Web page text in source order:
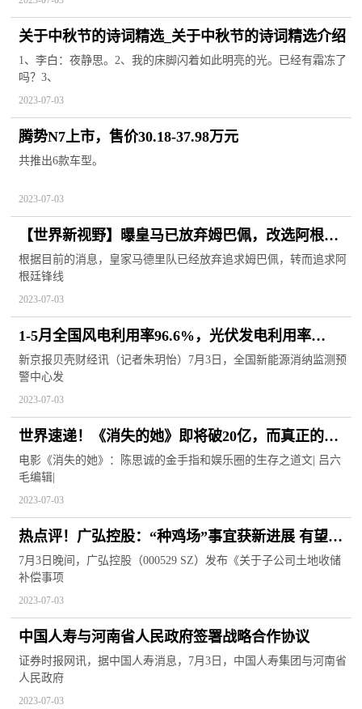
关于中秋节的诗词精选_关于中秋节的诗词精选介绍
1、李白：夜静思。2、我的床脚闪着如此明亮的光。已经有霜冻了
吗？3、
2023-07-03
腾势N7上市，售价30.18-37.98万元
共推出6款车型。
2023-07-03
【世界新视野】曝皇马已放弃姆巴佩，改选阿根廷
锋霸：他比姆巴佩更像本泽马？
根据目前的消息，皇家马德里队已经放弃追求姆巴佩，转而追求阿
根廷锋线
2023-07-03
1-5月全国风电利用率96.6%，光伏发电利用率
98.0%-快资讯
新京报贝壳财经讯（记者朱玥怡）7月3日，全国新能源消纳监测预
警中心发
2023-07-03
世界速递！《消失的她》即将破20亿，而真正的赢
家却选择“隐身”，我服了！-全球快资讯
电影《消失的她》：陈思诚的金手指和娱乐圈的生存之道文| 吕六
毛编辑|
2023-07-03
热点评！广弘控股：“种鸡场”事宜获新进展 有望加
速回款
7月3日晚间，广弘控股（000529 SZ）发布《关于子公司土地收储
补偿事项
2023-07-03
中国人寿与河南省人民政府签署战略合作协议
证券时报网讯，据中国人寿消息，7月3日，中国人寿集团与河南省
人民政府
2023-07-03